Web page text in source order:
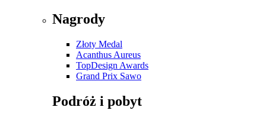
Nagrody
Złoty Medal
Acanthus Aureus
TopDesign Awards
Grand Prix Sawo
Podróż i pobyt